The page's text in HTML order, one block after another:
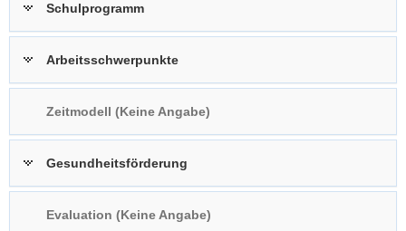
i
g
o
n
Schulprogramm
Arbeitsschwerpunkte
Zeitmodell (Keine Angabe)
Gesundheitsförderung
Evaluation (Keine Angabe)